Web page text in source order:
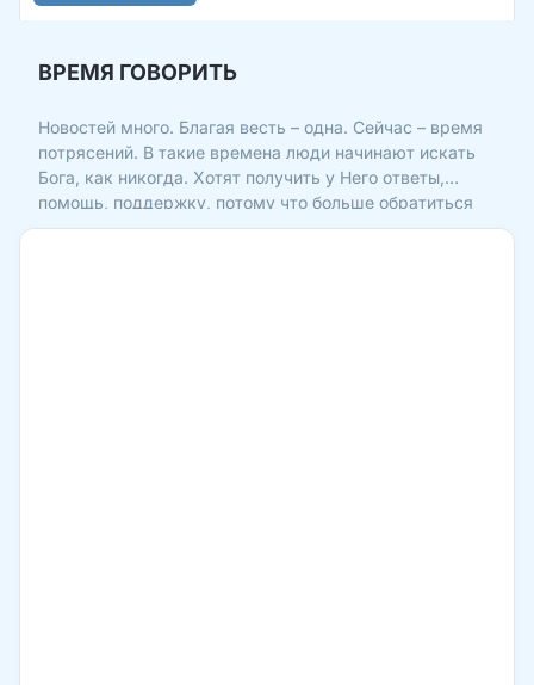
ВРЕМЯ ГОВОРИТЬ
Новостей много. Благая весть – одна. Сейчас – время
потрясений. В такие времена люди начинают искать
Бога, как никогда. Хотят получить у Него ответы,
помощь, поддержку, потому что больше обратиться
не к кому. И мы, люди, знающие Своего Бога, – можем